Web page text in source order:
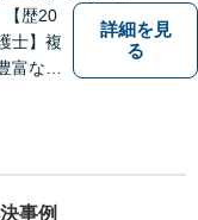
【歴20
士】複
富な経
を大切
参りま
詳細を見
る
事例